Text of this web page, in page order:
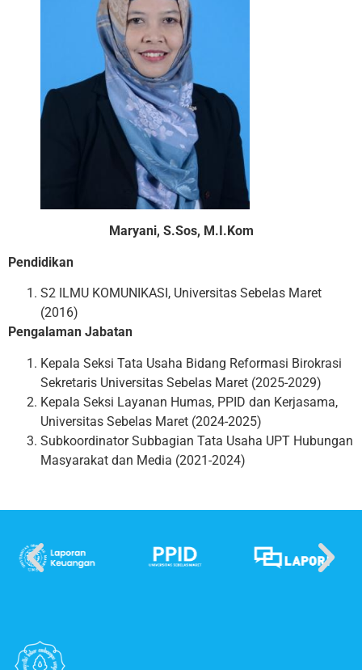
Maryani, S.Sos, M.I.Kom
Pendidikan
S2 ILMU KOMUNIKASI, Universitas Sebelas Maret
(2016)
Pengalaman Jabatan
Kepala Seksi Tata Usaha Bidang Reformasi Birokrasi
Sekretaris Universitas Sebelas Maret (2025-2029)
Kepala Seksi Layanan Humas, PPID dan Kerjasama,
Universitas Sebelas Maret (2024-2025)
Subkoordinator Subbagian Tata Usaha UPT Hubungan
Masyarakat dan Media (2021-2024)